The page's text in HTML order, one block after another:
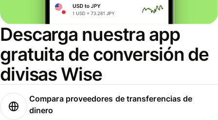
Descarga nuestra app
gratuita de conversión de
divisas Wise
Compara proveedores de transferencias de
dinero